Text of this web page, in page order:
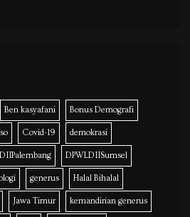
Ben kasyafani Bonus Demografi
Covid-19 demokrasi
DPWLDIISumsel
generus Halal Bihalal
Jawa Timur kemandirian generus